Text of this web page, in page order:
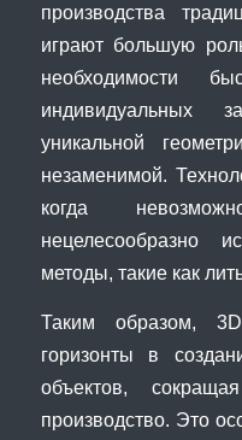
производства
играют большую
необходимости
индивидуальных
уникальной
незаменимой.
когда
нецелесообразно
методы, такие как
Таким образом,
горизонты в
объектов,
производство. Это